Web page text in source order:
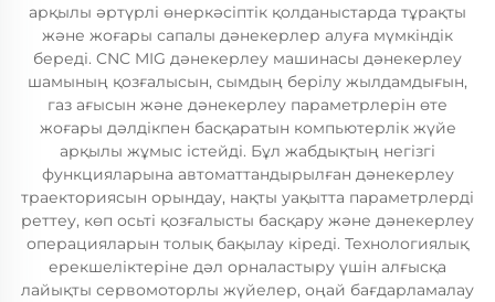
арқылы әртүрлі өнеркәсіптік қолданыстарда тұрақты
және жоғары сапалы дәнекерлер алуға мүмкіндік
береді. CNC MIG дәнекерлеу машинасы дәнекерлеу
шамының қозғалысын, сымдың берілу жылдамдығын,
газ ағысын және дәнекерлеу параметрлерін өте
жоғары дәлдікпен басқаратын компьютерлік жүйе
арқылы жұмыс істейді. Бұл жабдықтың негізгі
функцияларына автоматтандырылған дәнекерлеу
траекториясын орындау, нақты уақытта параметрлерді
реттеу, көп осьті қозғалысты басқару және дәнекерлеу
операцияларын толық бақылау кіреді. Технологиялық
ерекшеліктеріне дәл орналастыру үшін алғысқа
лайықты сервомоторлы жүйелер, оңай бағдарламалау